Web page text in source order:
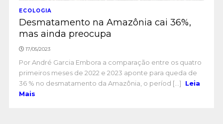
ECOLOGIA
Desmatamento na Amazônia cai 36%,
mas ainda preocupa
17/05/2023
Por André Garcia Embora a comparação entre os quatro
primeiros meses de 2022 e 2023 aponte para queda de
36 % no desmatamento da Amazônia, o períod [...]
Leia
Mais